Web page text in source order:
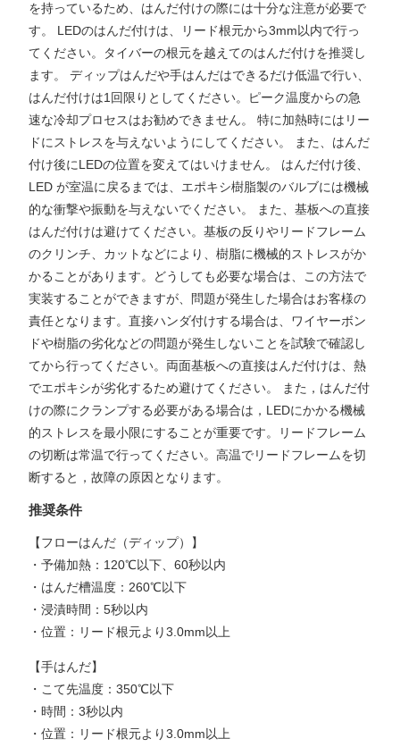
を持っているため、はんだ付けの際には十分な注意が必要で
す。 LEDのはんだ付けは、リード根元から3mm以内で行っ
てください。タイバーの根元を越えてのはんだ付けを推奨し
ます。 ディップはんだや手はんだはできるだけ低温で行い、
はんだ付けは1回限りとしてください。ピーク温度からの急
速な冷却プロセスはお勧めできません。 特に加熱時にはリー
ドにストレスを与えないようにしてください。 また、はんだ
付け後にLEDの位置を変えてはいけません。 はんだ付け後、
LED が室温に戻るまでは、エポキシ樹脂製のバルブには機械
的な衝撃や振動を与えないでください。 また、基板への直接
はんだ付けは避けてください。基板の反りやリードフレーム
のクリンチ、カットなどにより、樹脂に機械的ストレスがか
かることがあります。どうしても必要な場合は、この方法で
実装することができますが、問題が発生した場合はお客様の
責任となります。直接ハンダ付けする場合は、ワイヤーボン
ドや樹脂の劣化などの問題が発生しないことを試験で確認し
てから行ってください。両面基板への直接はんだ付けは、熱
でエポキシが劣化するため避けてください。 また，はんだ付
けの際にクランプする必要がある場合は，LEDにかかる機械
的ストレスを最小限にすることが重要です。リードフレーム
の切断は常温で行ってください。高温でリードフレームを切
断すると，故障の原因となります。
推奨条件
【フローはんだ（ディップ）】
・予備加熱：120℃以下、60秒以内
・はんだ槽温度：260℃以下
・浸漬時間：5秒以内
・位置：リード根元より3.0mm以上
【手はんだ】
・こて先温度：350℃以下
・時間：3秒以内
・位置：リード根元より3.0mm以上